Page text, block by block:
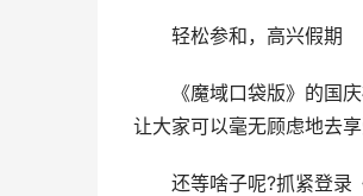
轻松参和，高兴假期
《魔域口袋版》的国庆
让大家可以毫无顾虑地去
还等啥子呢?抓紧登录《